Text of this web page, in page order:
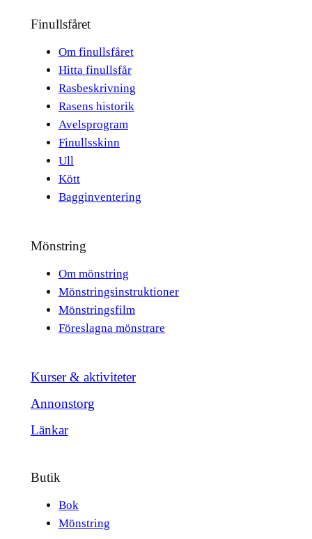
Finullsfåret
Om finullsfåret
Hitta finullsfår
Rasbeskrivning
Rasens historik
Avelsprogram
Finullsskinn
Ull
Kött
Bagginventering
Mönstring
Om mönstring
Mönstringsinstruktioner
Mönstringsfilm
Föreslagna mönstrare
Kurser & aktiviteter
Annonstorg
Länkar
Butik
Bok
Mönstring